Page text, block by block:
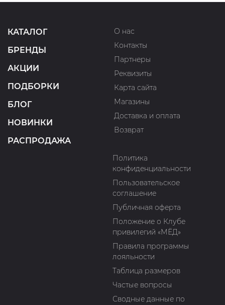
КАТАЛОГ
БРЕНДЫ
АКЦИИ
ПОДБОРКИ
БЛОГ
НОВИНКИ
РАСПРОДАЖА
О нас
Контакты
Партнеры
Реквизиты
Карта сайта
Магазины
Доставка и оплата
Возврат
Политика
конфиденциальности
Пользовательское
соглашение
Публичная оферта
Положение о Клубе
привилегий «МЁД»
Правила программы
лояльности
Таблица размеров
Частые вопросы
Сводные данные по